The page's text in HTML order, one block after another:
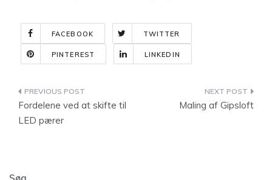
FACEBOOK TWITTER
PINTEREST LINKEDIN
Indlægsnavigation
Fordelene ved at skifte til
LED pærer
Maling af Gipsloft